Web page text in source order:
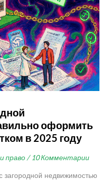
оформить
в 2025 году
право / 10 Комментарии
загородной недвижимостью